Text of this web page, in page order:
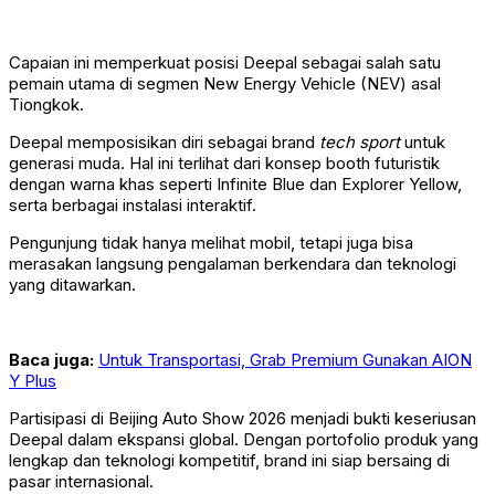
Capaian ini memperkuat posisi Deepal sebagai salah satu
pemain utama di segmen New Energy Vehicle (NEV) asal
Tiongkok.
Deepal memposisikan diri sebagai brand tech sportuntuk
generasi muda. Hal ini terlihat dari konsep booth futuristik
dengan warna khas seperti Infinite Blue dan Explorer Yellow,
serta berbagai instalasi interaktif.
Pengunjung tidak hanya melihat mobil, tetapi juga bisa
merasakan langsung pengalaman berkendara dan teknologi
yang ditawarkan.
Baca juga: Untuk Transportasi, Grab Premium Gunakan AION
Y Plus
Partisipasi di Beijing Auto Show 2026 menjadi bukti keseriusan
Deepal dalam ekspansi global. Dengan portofolio produk yang
lengkap dan teknologi kompetitif, brand ini siap bersaing di
pasar internasional.